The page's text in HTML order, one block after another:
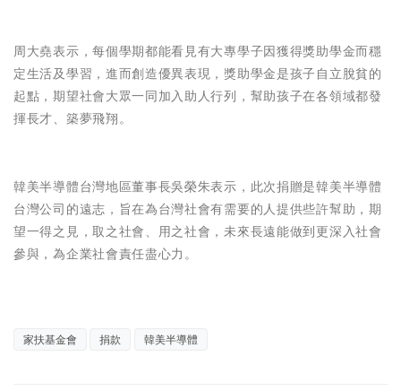
周大堯表示，每個學期都能看見有大專學子因獲得獎助學金而穩
定生活及學習，進而創造優異表現，獎助學金是孩子自立脫貧的
起點，期望社會大眾一同加入助人行列，幫助孩子在各領域都發
揮長才、築夢飛翔。
韓美半導體台灣地區董事長吳榮朱表示，此次捐贈是韓美半導體
台灣公司的遠志，旨在為台灣社會有需要的人提供些許幫助，期
望一得之見，取之社會、用之社會，未來長遠能做到更深入社會
參與，為企業社會責任盡心力。
家扶基金會 捐款 韓美半導體